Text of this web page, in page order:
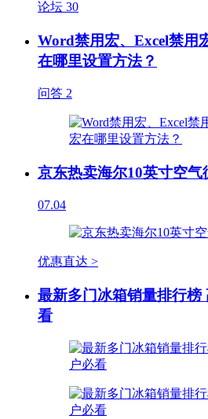
论坛 30
Word禁用宏、Excel禁用
在哪里设置方法？
问答 2
京东热卖海尔10英寸空气
07.04
优惠直达 >
最新多门冰箱销量排行榜
看